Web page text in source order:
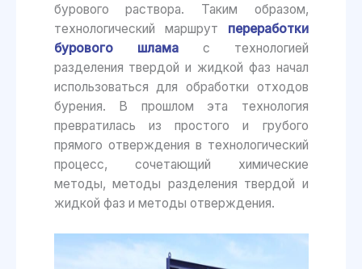
бурового раствора. Таким образом,
технологический маршрут переработки
бурового шламас технологией
разделения твердой и жидкой фаз начал
использоваться для обработки отходов
бурения. В прошлом эта технология
превратилась из простого и грубого
прямого отверждения в технологический
процесс, сочетающий химические
методы, методы разделения твердой и
жидкой фаз и методы отверждения.